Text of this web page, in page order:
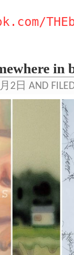
in
2日 AND